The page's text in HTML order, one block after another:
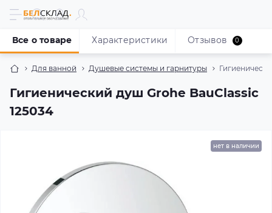
Для ванной Душевые системы и гарнитуры
Гигиенический душ Grohe BauClassic
125034
Все о товаре Характеристики Отзывов 0
нет в наличии